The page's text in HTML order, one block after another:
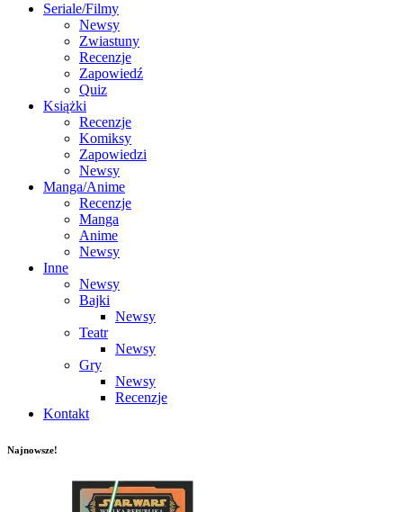
Seriale/Filmy
Newsy
Zwiastuny
Recenzje
Zapowiedź
Quiz
Książki
Recenzje
Komiksy
Zapowiedzi
Newsy
Manga/Anime
Recenzje
Manga
Anime
Newsy
Inne
Newsy
Bajki
Newsy
Teatr
Newsy
Gry
Newsy
Recenzje
Kontakt
Najnowsze!